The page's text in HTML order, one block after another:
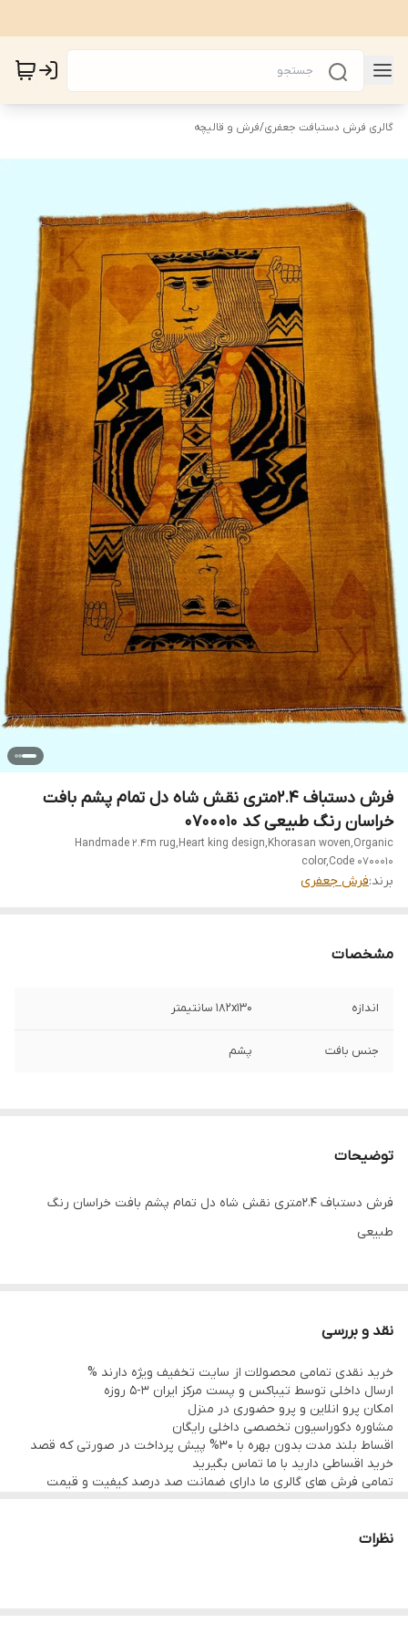
گالری فرش دستبافت جعفری/فرش و قالیچه
فرش دستباف 2.4متری نقش شاه دل تمام پشم بافت
خراسان رنگ طبیعی کد 0700010
Handmade 2.4m rug,Heart king design,Khorasan woven,Organic
color,Code 0700010
برند:فرش جعفری
مشخصات
اندازه 182x130 سانتیمتر
جنس بافت پشم
توضیحات
فرش دستباف 2.4متری نقش شاه دل تمام پشم بافت خراسان رنگ
طبیعی
نقد و بررسی
خرید نقدی تمامی محصولات از سایت تخفیف ویژه دارند %
ارسال داخلی توسط تیباکس و پست مرکز ایران 3-5 روزه
امکان پرو انلاین و پرو حضوری در منزل
مشاوره دکوراسیون تخصصی داخلی رایگان
اقساط بلند مدت بدون بهره با 30% پیش پرداخت در صورتی که قصد
خرید اقساطی دارید با ما تماس بگیرید
تمامی فرش های گالری ما دارای ضمانت صد درصد کیفیت و قیمت
تمامی فرشها نوبافت و کهنه بافت گالری ما سرویس شده و چرم دوزی
نظرات